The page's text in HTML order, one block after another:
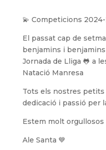
💫 Competicions
El passat cap de
benjamins i
Jornada de Lliga 🐸 a
Natació Manresa
Tots els nostres
dedicació i passió per
Estem molt orgullosos
Ale Santa 💙